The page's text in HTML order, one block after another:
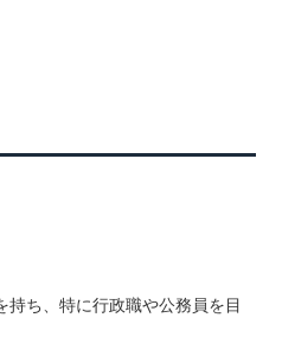
ち、特に行政職や公務員を目